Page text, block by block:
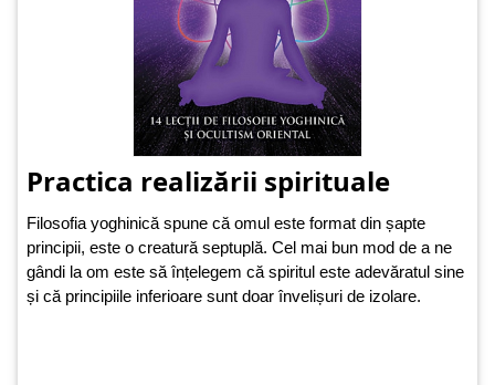
Practica realizării spirituale
Filosofia yoghinică spune că omul este format din șapte
principii, este o creatură septuplă. Cel mai bun mod de a ne
gândi la om este să înțelegem că spiritul este adevăratul sine
și că principiile inferioare sunt doar învelișuri de izolare.